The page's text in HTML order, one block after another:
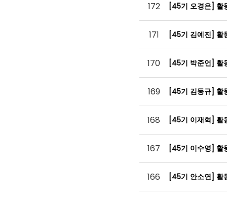
172 [45기 오경은] 활
171 [45기 김예진] 활
170 [45기 박준언] 활
169 [45기 김동규] 활
168 [45기 이재혁] 활
167 [45기 이수영] 활
166 [45기 안소연] 활